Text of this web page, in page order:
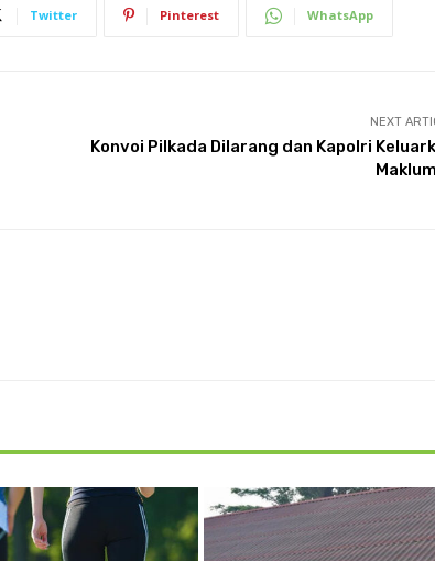
Twitter Pinterest WhatsApp
NEXT
Konvoi Pilkada Dilarang dan Kapolri